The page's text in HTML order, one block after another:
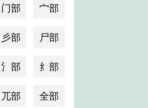
门部 宀部
彡部 尸部
氵部 纟部
兀部 全部